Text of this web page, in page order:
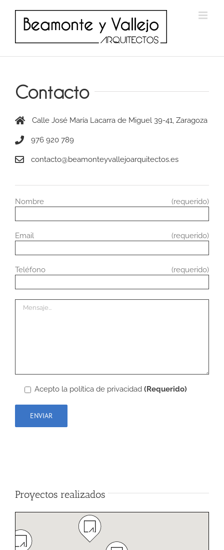
contenido
Contacto
Calle José María Lacarra de Miguel 39-41, Zaragoza
976 920 789
contacto@beamonteyvallejoarquitectos.es
Nombre (requerido)
Email (requerido)
Teléfono (requerido)
Acepto la política de privacidad (Requerido)
Proyectos realizados